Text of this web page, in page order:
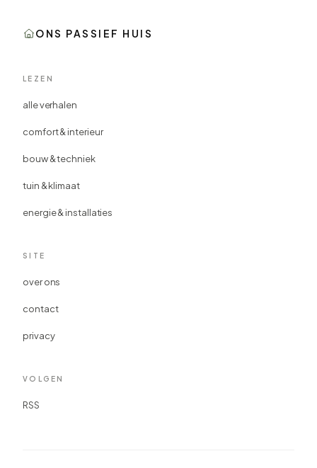
ONS PASSIEF HUIS
LEZEN
alle verhalen
comfort & interieur
bouw & techniek
tuin & klimaat
energie & installaties
SITE
over ons
contact
privacy
VOLGEN
RSS